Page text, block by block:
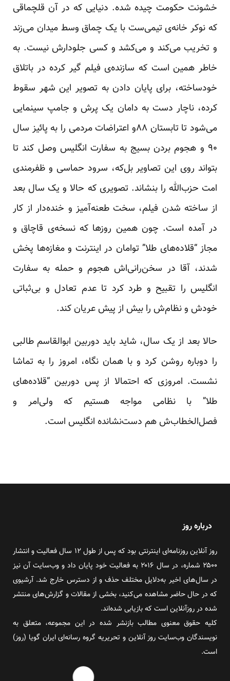
خشونت حکومت چیده شده. دنیایی که در آن قلچماقی
که نوکر خانه‌ی تیمی‌ست با یک چماق وسط میدان می‌زند
و تخریب می‌کند و می‌کشد و کسی جلودارش نیست. به
خاطر همین است که سازنده‌ی فیلم گیر کرده در باتلاق
خودساخته، برای پایان دادن به تصویر این شهر سقوط
کرده، ناچار دست به دامان یک پرش و جامپ سینمایی
می‌شود تا تابستان ۸۸و اعتراضات مردمی را به پائیز سال
۹۰ و هجوم بردن بسیج به سفارت انگلیس وصل کند تا
بتواند روی این تصاویر بل‌که، سرود حماسی و ظفرمندی
امت حزب‌الله را بنشاند. تصویری که حالا و یک سال بعد
از ساخته شدن فیلم، سخت طعنه‌آمیز و خنده‌دار از کار
در آمده است. چون همین روزها که نسخه‌ی قاچاق و
مجاز “قلاده‌های طلا” توامان در اینترنت و مغازه‌ها پخش
شدند، آقا در سخن‌رانی‌اش هجوم و حمله به سفارت
انگلیس را تقبیح و طرد کرد تا عدم تعادل و بی‌ثباتی
خودش و نظام‌ش را بیش از پیش عریان کند.
حالا بعد از یک سال، شاید باید دوربین ابوالقاسم طالبی
را دوباره روشن کرد و با همان نگاه، امروز را به تماشا
نشست. امروزی که احتمالا از پس دوربین “قلاده‌های
طلا” با نظامی مواجه هستیم که ولی‌امر و
فصل‌الخطاب‌ش هم دست‌نشانده انگلیس است.
درباره روز
روز آنلاین روزنامه‌ای اینترنتی بود که پس از طول ۱۲ سال فعالیت و انتشار
۲۵۰۰ شماره، در سال ۲۰۱۶ به فعالیت خود پایان داد و وب‌سایت آن نیز
در سال‌های اخیر به‌دلایل مختلف حذف و از دسترس خارج شد. آرشیوی
که در حال حاضر مشاهده می‌کنید، بخشی از مقالات و گزارش‌های منتشر
شده در روزآنلاین است که بازیابی شده‌اند.
کلیه حقوق معنوی مطالب بازنشر شده در این مجموعه، متعلق به
نویسندگان وب‌سایت روز آنلاین و تحریریه گروه رسانه‌ای ایران گویا (روز)
است.